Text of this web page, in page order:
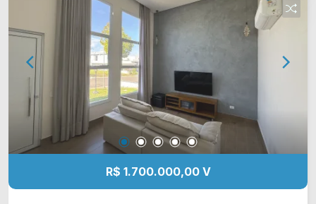
R$ 1.700.000,00 V